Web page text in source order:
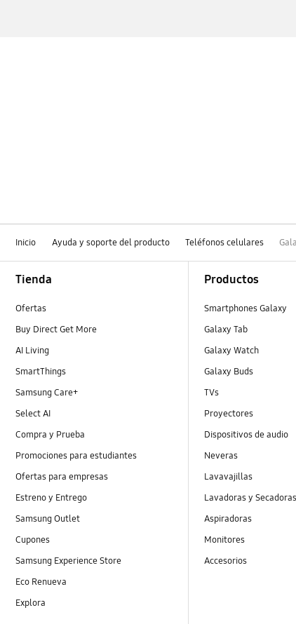
Inicio Ayuda y soporte del producto Teléfonos celulares
Tienda
Ofertas
Buy Direct Get More
AI Living
SmartThings
Samsung Care+
Select AI
Compra y Prueba
Promociones para estudiantes
Ofertas para empresas
Estreno y Entrego
Samsung Outlet
Cupones
Samsung Experience Store
Eco Renueva
Explora
Productos
Smartphones Galaxy
Galaxy Tab
Galaxy Watch
Galaxy Buds
TVs
Proyectores
Dispositivos de audio
Neveras
Lavavajillas
Lavadoras y Secadoras
Aspiradoras
Monitores
Accesorios